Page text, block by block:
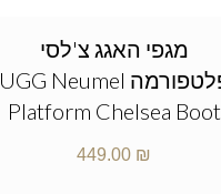
מגפי האגג צ'לסי
פלטפורמה UGG Neumel
Platform Chelsea Boot
449.00 ₪